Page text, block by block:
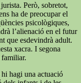
Però, sobretot,
ha de preocupar el
psicològiques,
l’alienació en el futur
que esdevindrà adult.
xacra. I segona
hagi una actuació